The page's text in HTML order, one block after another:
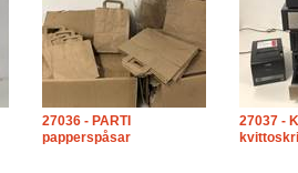
27036 - PARTI
papperspåsar
27037 -